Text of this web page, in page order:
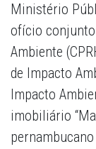
Ministério
ofício conjunto
Ambiente
de Impacto
Impacto
imobiliário